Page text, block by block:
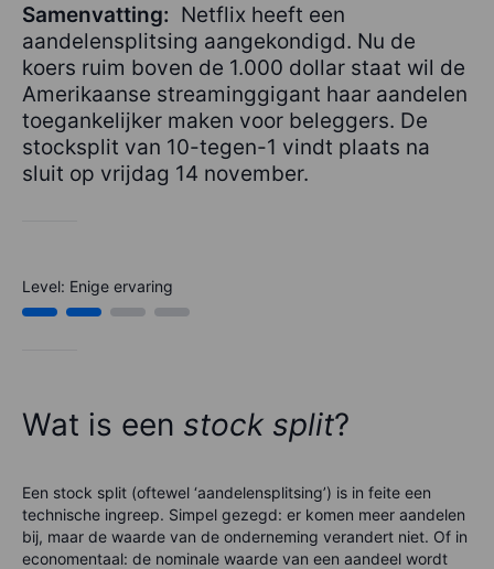
Samenvatting: Netflix heeft een
aandelensplitsing aangekondigd. Nu de
koers ruim boven de 1.000 dollar staat wil de
Amerikaanse streaminggigant haar aandelen
toegankelijker maken voor beleggers. De
stocksplit van 10-tegen-1 vindt plaats na
sluit op vrijdag 14 november.
Level: Enige ervaring
Wat is een stock split?
Een stock split (oftewel ‘aandelensplitsing’) is in feite een
technische ingreep. Simpel gezegd: er komen meer aandelen
bij, maar de waarde van de onderneming verandert niet. Of in
economentaal: de nominale waarde van een aandeel wordt